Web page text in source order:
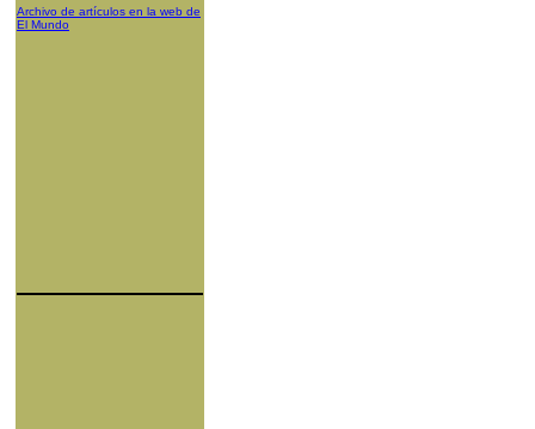
Archivo de artículos en la web de
El Mundo